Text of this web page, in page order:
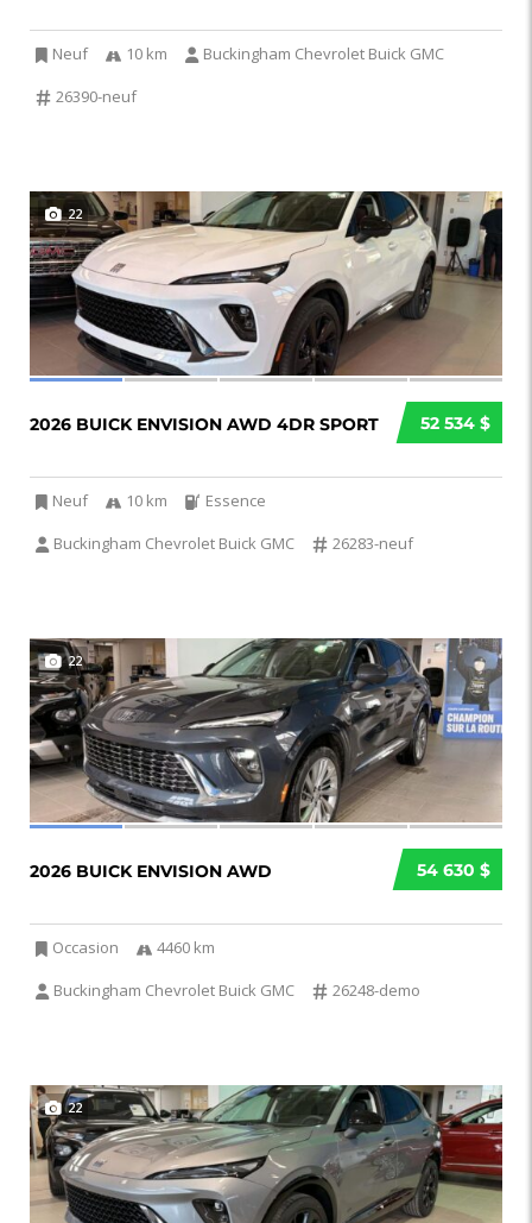
Neuf 10 km
Buckingham Chevrolet Buick GMC
26390-neuf
22
52 534 $
2026 BUICK ENVISION AWD 4DR SPORT
Neuf 10 km
Essence
Buckingham Chevrolet Buick GMC
26283-neuf
22
54 630 $
2026 BUICK ENVISION AWD
Occasion
4460 km
Buckingham Chevrolet Buick GMC
26248-demo
22